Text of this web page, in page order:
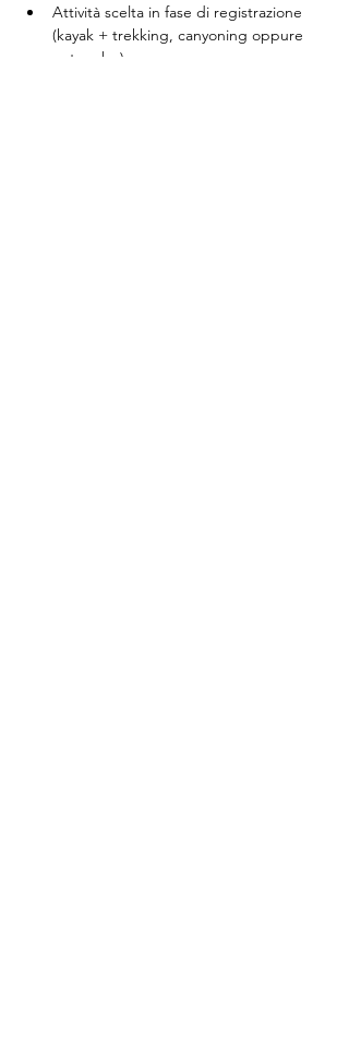
Attività scelta in fase di registrazione
(kayak + trekking, canyoning oppure
entrambe)